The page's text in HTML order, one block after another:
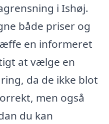
i Ishøj.
både priser og
en informeret
at vælge en
da de ikke blot
men også
du kan